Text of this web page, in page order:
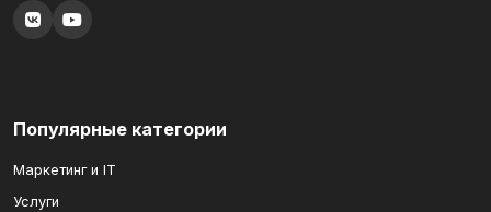
Популярные категории
Маркетинг и IT
Услуги